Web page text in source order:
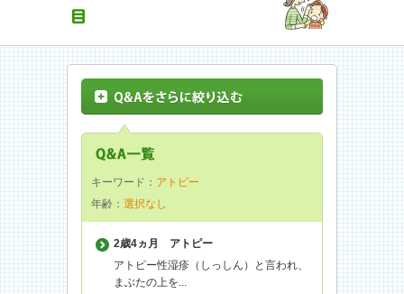
キーワード： アトピー
年齢： 選択なし
2歳4ヵ月
アトピー
アトピー性湿疹（しっしん）と言われ、
まぶたの上を...